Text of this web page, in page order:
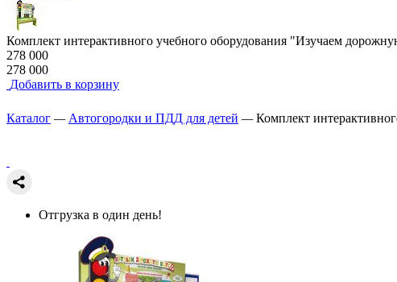
Комплект интерактивного учебного оборудования "Изучаем
278 000
278 000
Добавить в корзину
Каталог — Автогородки и ПДД для детей —Комплект
Отгрузка в один день!